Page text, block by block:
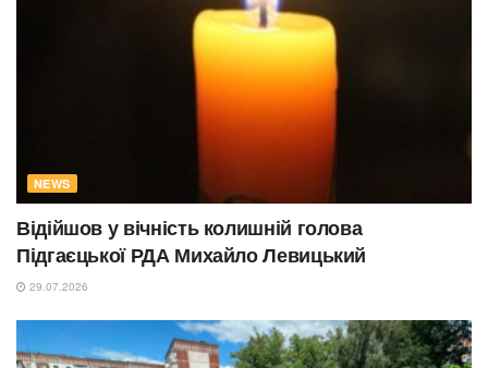
NEWS
Відійшов у вічність колишній голова
Підгаєцької РДА Михайло Левицький
29.07.2026